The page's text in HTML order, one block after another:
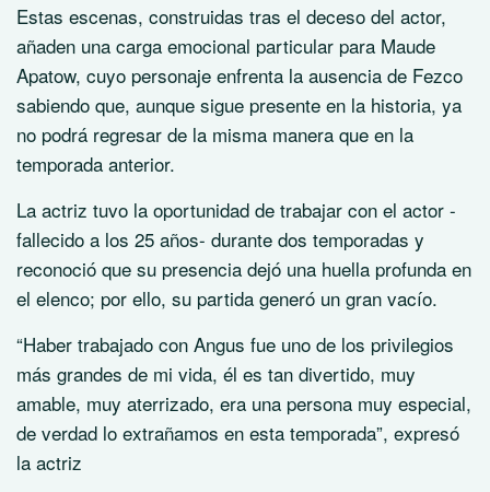
Estas escenas, construidas tras el deceso del actor,
añaden una carga emocional particular para Maude
Apatow, cuyo personaje enfrenta la ausencia de Fezco
sabiendo que, aunque sigue presente en la historia, ya
no podrá regresar de la misma manera que en la
temporada anterior.
La actriz tuvo la oportunidad de trabajar con el actor -
fallecido a los 25 años- durante dos temporadas y
reconoció que su presencia dejó una huella profunda en
el elenco; por ello, su partida generó un gran vacío.
“Haber trabajado con Angus fue uno de los privilegios
más grandes de mi vida, él es tan divertido, muy
amable, muy aterrizado, era una persona muy especial,
de verdad lo extrañamos en esta temporada”, expresó
la actriz